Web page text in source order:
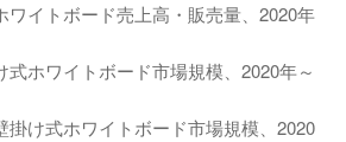
イトボード売上高・販売量、2020年
ホワイトボード市場規模、2020年～
け式ホワイトボード市場規模、2020